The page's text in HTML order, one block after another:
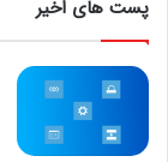
پست های اخیر